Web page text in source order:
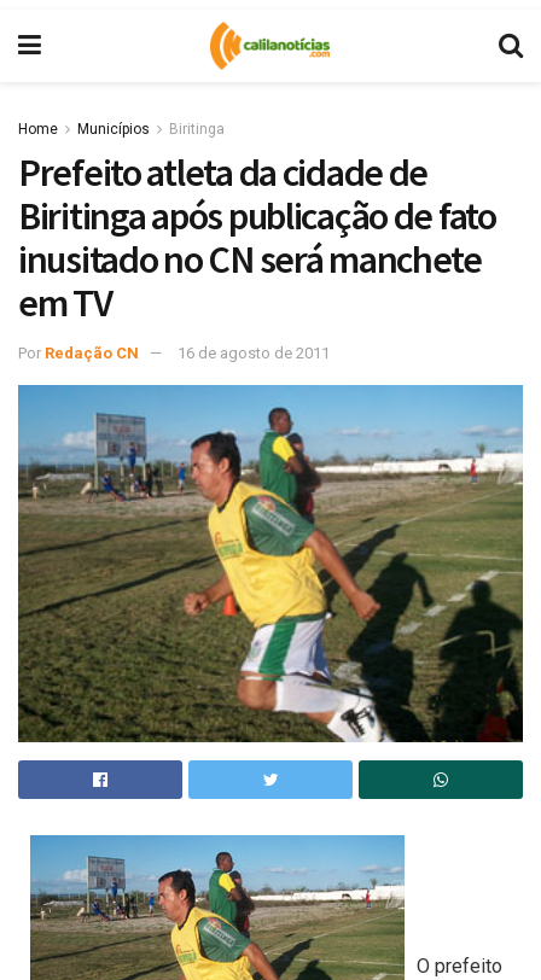
Home Municípios Biritinga
Prefeito atleta da cidade de
Biritinga após publicação de fato
inusitado no CN será manchete
em TV
Por Redação CN 16 de agosto de 2011
O prefeito